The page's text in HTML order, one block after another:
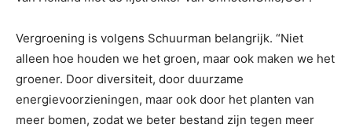
Vergroening is volgens Schuurman belangrijk. “Niet
alleen hoe houden we het groen, maar ook maken we het
groener. Door diversiteit, door duurzame
energievoorzieningen, maar ook door het planten van
meer bomen, zodat we beter bestand zijn tegen meer